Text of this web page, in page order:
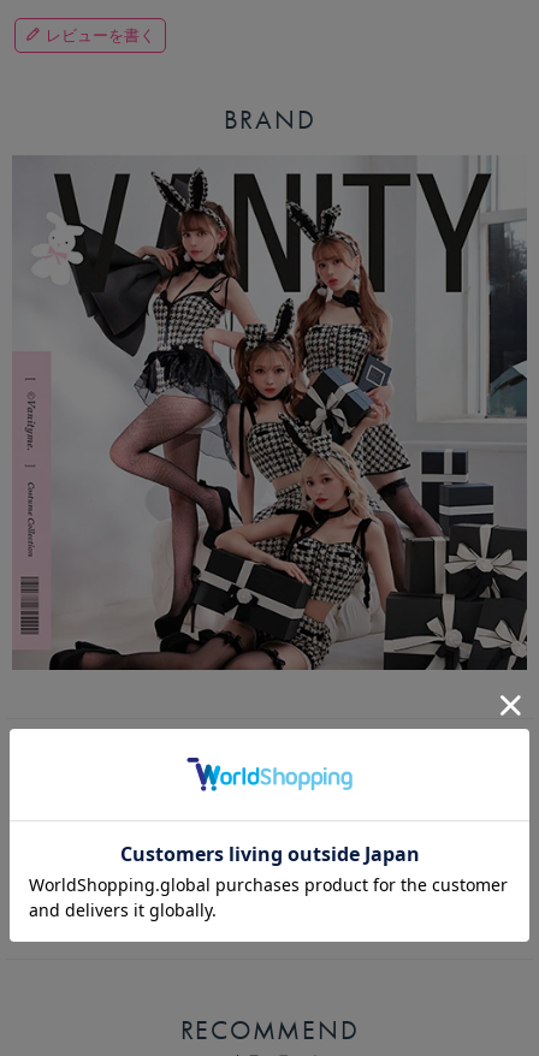
レビューを書く
BRAND
【2点セット】Dot Sweet Marine ドットスイートマリン ホワイト vcsot-
カートボタンへ
RECOMMEND